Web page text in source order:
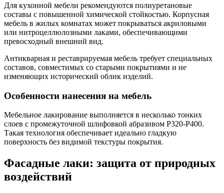
Для кухонной мебели рекомендуются полиуретановые
составы с повышенной химической стойкостью. Корпусная
мебель в жилых комнатах может покрываться акриловыми
или нитроцеллюлозными лаками, обеспечивающими
превосходный внешний вид.
Антикварная и реставрируемая мебель требует специальных
составов, совместимых со старыми покрытиями и не
изменяющих исторический облик изделий.
Особенности нанесения на мебель
Мебельное лакирование выполняется в несколько тонких
слоев с промежуточной шлифовкой абразивом P320-P400.
Такая технология обеспечивает идеально гладкую
поверхность без видимой текстуры покрытия.
Фасадные лаки: защита от природных
воздействий